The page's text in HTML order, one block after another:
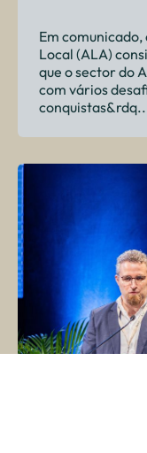
Em
Local (ALA)
que o sector do
com vários